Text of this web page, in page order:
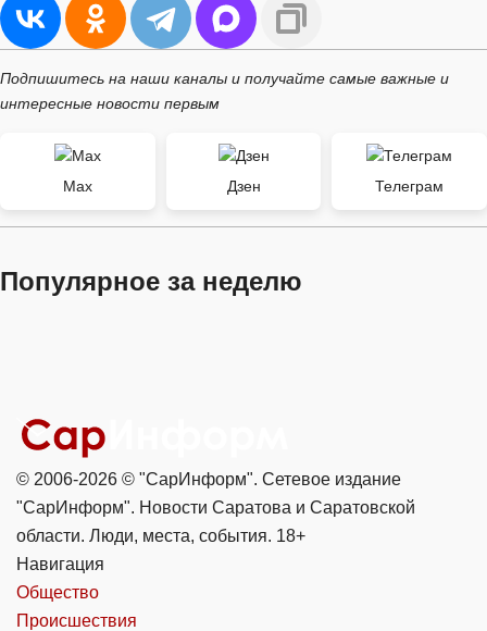
Подпишитесь на наши каналы и получайте самые важные и
интересные новости первым
Max Дзен Телеграм
Популярное за неделю
© 2006-2026 © "СарИнформ". Сетевое издание
"СарИнформ". Новости Саратова и Саратовской
области. Люди, места, события. 18+
Навигация
Общество
Происшествия